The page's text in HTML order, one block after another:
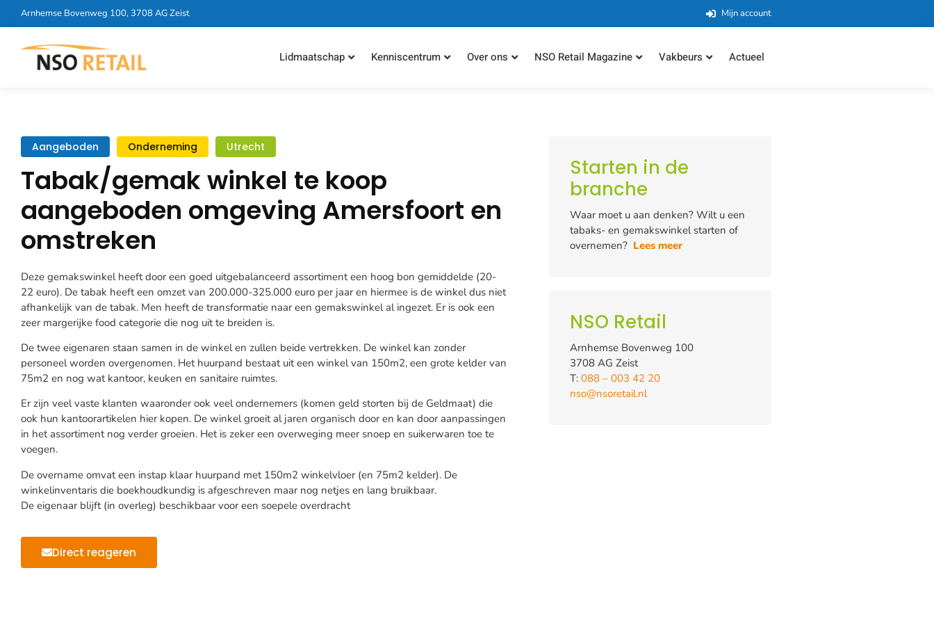
Arnhemse Bovenweg 100, 3708 AG Zeist Mijn account
Lidmaatschap Kenniscentrum Over ons NSO Retail Magazine Vakbeurs Actueel
Aangeboden Onderneming Utrecht
Tabak/gemak winkel te koop
aangeboden omgeving Amersfoort en
omstreken
Deze gemakswinkel heeft door een goed uitgebalanceerd assortiment een hoog bon gemiddelde (20-
22 euro). De tabak heeft een omzet van 200.000-325.000 euro per jaar en hiermee is de winkel dus niet
afhankelijk van de tabak. Men heeft de transformatie naar een gemakswinkel al ingezet. Er is ook een
zeer margerijke food categorie die nog uit te breiden is.
De twee eigenaren staan samen in de winkel en zullen beide vertrekken. De winkel kan zonder
personeel worden overgenomen. Het huurpand bestaat uit een winkel van 150m2, een grote kelder van
75m2 en nog wat kantoor, keuken en sanitaire ruimtes.
Er zijn veel vaste klanten waaronder ook veel ondernemers (komen geld storten bij de Geldmaat) die
ook hun kantoorartikelen hier kopen. De winkel groeit al jaren organisch door en kan door aanpassingen
in het assortiment nog verder groeien. Het is zeker een overweging meer snoep en suikerwaren toe te
voegen.
De overname omvat een instap klaar huurpand met 150m2 winkelvloer (en 75m2 kelder). De
winkelinventaris die boekhoudkundig is afgeschreven maar nog netjes en lang bruikbaar.
De eigenaar blijft (in overleg) beschikbaar voor een soepele overdracht
Direct reageren
Starten in de
branche
Waar moet u aan denken? Wilt u een
tabaks- en gemakswinkel starten of
overnemen? Lees meer
NSO Retail
Arnhemse Bovenweg 100
3708 AG Zeist
T: 088 – 003 42 20
nso@nsoretail.nl